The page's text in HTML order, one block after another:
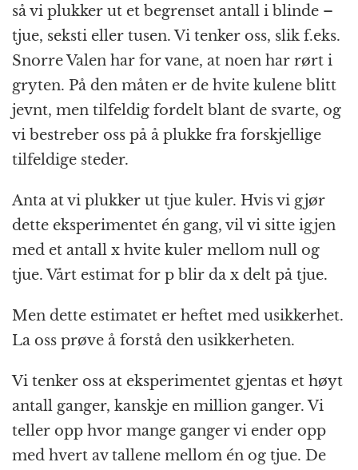
så vi plukker ut et begrenset antall i blinde –
tjue, seksti eller tusen. Vi tenker oss, slik f.eks.
Snorre Valen har for vane, at noen har rørt i
gryten. På den måten er de hvite kulene blitt
jevnt, men tilfeldig fordelt blant de svarte, og
vi bestreber oss på å plukke fra forskjellige
tilfeldige steder.
Anta at vi plukker ut tjue kuler. Hvis vi gjør
dette eksperimentet én gang, vil vi sitte igjen
med et antall x hvite kuler mellom null og
tjue. Vårt estimat for p blir da x delt på tjue.
Men dette estimatet er heftet med usikkerhet.
La oss prøve å forstå den usikkerheten.
Vi tenker oss at eksperimentet gjentas et høyt
antall ganger, kanskje en million ganger. Vi
teller opp hvor mange ganger vi ender opp
med hvert av tallene mellom én og tjue. De